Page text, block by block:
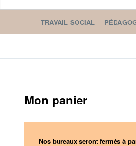
TRAVAIL SOCIAL
Mon panier
Nos bureaux seront fermés à